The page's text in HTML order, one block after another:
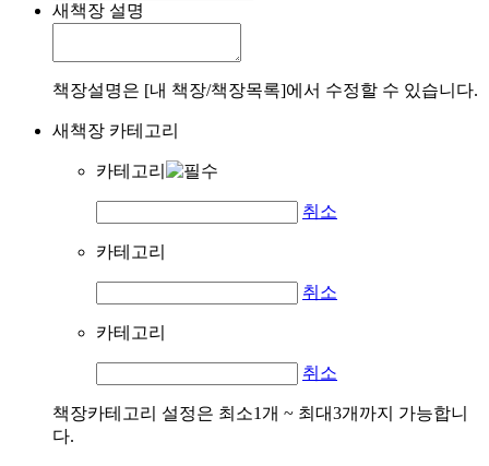
새책장 설명
책장설명은 [내 책장/책장목록]에서 수정할 수 있습니다.
새책장 카테고리
카테고리
취소
카테고리
취소
카테고리
취소
책장카테고리 설정은 최소1개 ~ 최대3개까지 가능합니
다.